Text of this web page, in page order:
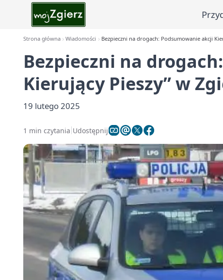
Strona główna Wiadomości Bezpieczni na drogach: Podsumowanie akcji
Bezpieczni na
Kierujący Pieszy” w
19 lutego 2025
1 min czytania Udostępnij